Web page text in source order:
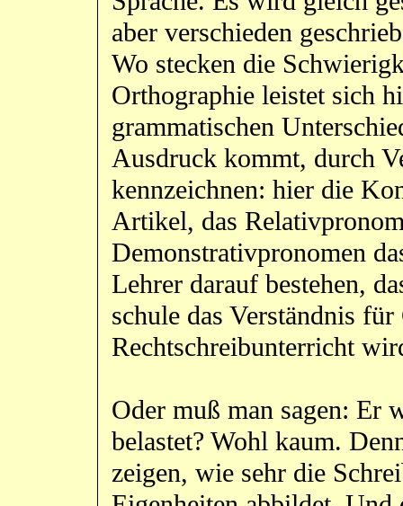
aber verschieden
Wo stecken die
Orthographie leistet sich
grammatischen
Ausdruck kommt, durch
kennzeichnen: hier die
Artikel, das
Demonstrativpronomen
Lehrer darauf bestehen,
schule das Verständnis
Rechtschreibunterricht
Oder muß man sagen: Er
belastet? Wohl kaum.
zeigen, wie sehr die